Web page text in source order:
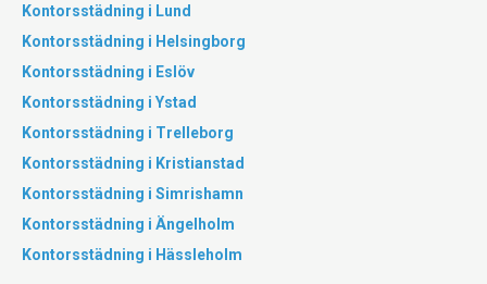
Kontorsstädning i Lund
Kontorsstädning i Helsingborg
Kontorsstädning i Eslöv
Kontorsstädning i Ystad
Kontorsstädning i Trelleborg
Kontorsstädning i Kristianstad
Kontorsstädning i Simrishamn
Kontorsstädning i Ängelholm
Kontorsstädning i Hässleholm